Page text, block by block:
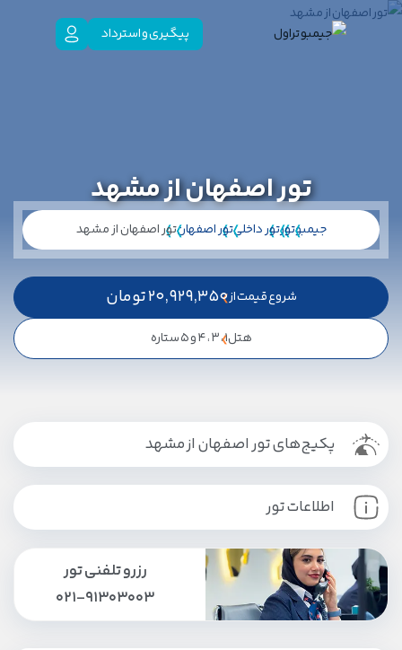
پیگیری و استرداد
تور اصفهان از مشهد
جیمبوتورتور داخلیتور اصفهانتور اصفهان از مشهد
شروع قیمت از20,929,350تومان
هتل1 ، 3 ، 4 و 5 ستاره
پکیج‌های تور اصفهان از مشهد
اطلاعات تور
رزرو تلفنی تور
021-91303003